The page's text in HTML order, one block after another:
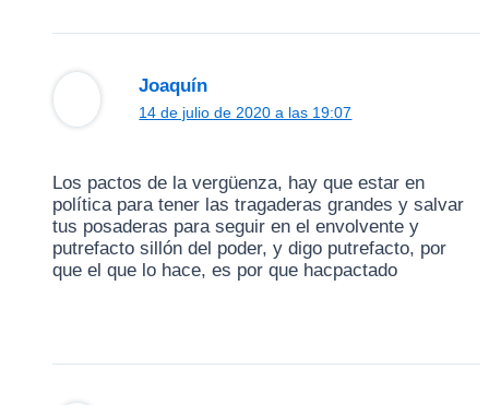
Joaquín
14 de julio de 2020 a las 19:07
Los pactos de la vergüenza, hay que estar en
política para tener las tragaderas grandes y salvar
tus posaderas para seguir en el envolvente y
putrefacto sillón del poder, y digo putrefacto, por
que el que lo hace, es por que hacpactado